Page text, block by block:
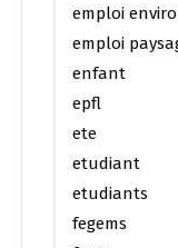
emploi
emploi
enfant
epfl
ete
etudiant
etudiants
fegems